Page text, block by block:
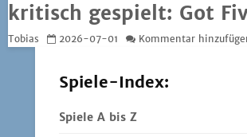
kritisch gespielt: Got
Tobias 2026-07-01 Kommentar
Spiele-Index:
Spiele A bis Z